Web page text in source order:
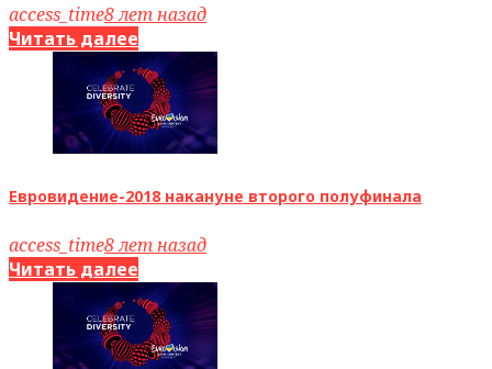
access_time8 лет назад
Читать далее
Евровидение-2018 накануне второго полуфинала
access_time8 лет назад
Читать далее